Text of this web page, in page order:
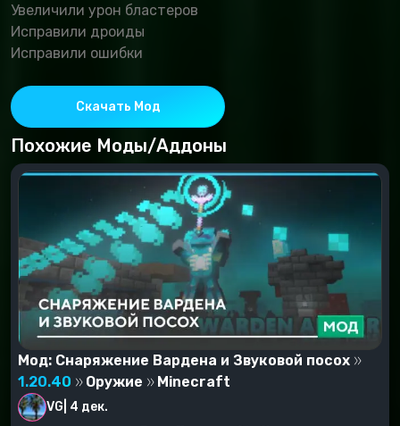
Увеличили урон бластеров
Исправили дроиды
Исправили ошибки
Скачать Мод
Похожие Моды/Аддоны
Мод: Снаряжение Вардена и Звуковой посох
1.20.40
Оружие Minecraft
VG 4 дек.